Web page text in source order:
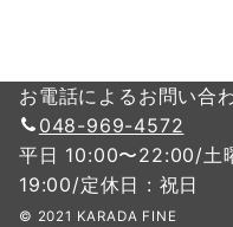
お電話によるお問い合
048-969-4572
平日 10:00〜22:00/土
19:00/定休日 : 祝日
© 2021 KARADA FINE